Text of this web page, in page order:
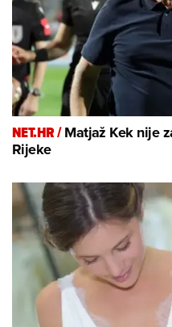
NET.HR /Matjaž Kek nije
Rijeke